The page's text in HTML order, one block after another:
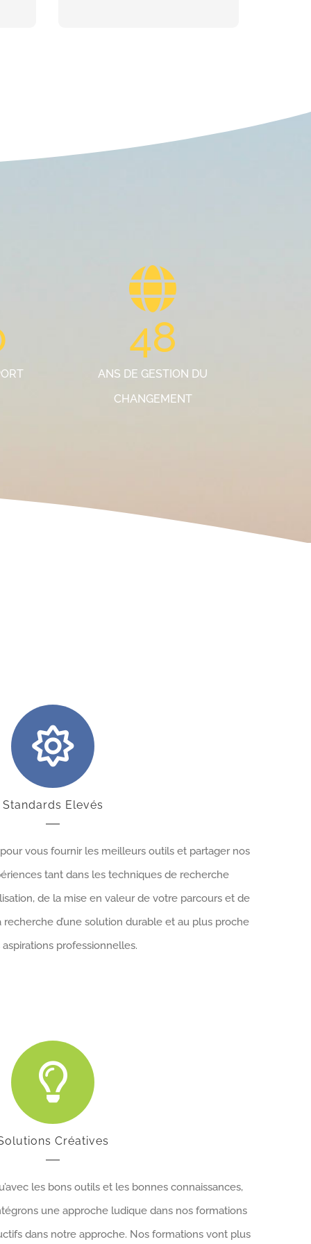
48
ANS DE GESTION DU
CHANGEMENT
Standards Elevés
vous fournir les meilleurs outils et partager nos
tant dans les techniques de recherche
de la mise en valeur de votre parcours et de
d’une solution durable et au plus proche
professionnelles.
Créatives
les bons outils et les bonnes connaissances,
une approche ludique dans nos formations
dans notre approche. Nos formations vont plus